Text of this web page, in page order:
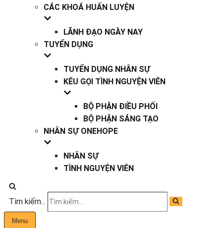
CÁC KHOÁ HUẤN LUYỆN
LÃNH ĐẠO NGÀY NAY
TUYỂN DỤNG
TUYỂN DỤNG NHÂN SỰ
KÊU GỌI TÌNH NGUYỆN VIÊN
BỘ PHẬN ĐIỀU PHỐI
BỘ PHẬN SÁNG TẠO
NHÂN SỰ ONEHOPE
NHÂN SỰ
TÌNH NGUYỆN VIÊN
Tìm kiếm...
Menu